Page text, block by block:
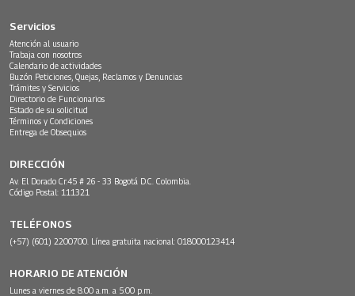
Servicios
Atención al usuario
Trabaja con nosotros
Calendario de actividades
Buzón Peticiones, Quejas, Reclamos y Denuncias
Trámites y Servicios
Directorio de Funcionarios
Estado de su solicitud
Términos y Condiciones
Entrega de Obsequios
DIRECCIÓN
Av. El Dorado Cr.45 # 26 - 33 Bogotá D.C. Colombia.
Código Postal: 111321
TELÉFONOS
(+57) (601) 2200700. Línea gratuita nacional: 018000123414
HORARIO DE ATENCIÓN
Lunes a viernes de 8:00 a.m. a 5:00 p.m.